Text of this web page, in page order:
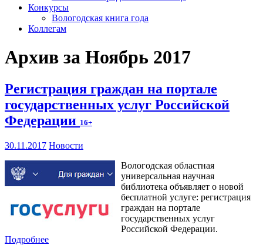
Конкурсы
Вологодская книга года
Коллегам
Архив за Ноябрь 2017
Регистрация граждан на портале
государственных услуг Российской
Федерации 16+
30.11.2017 Новости
Вологодская областная
универсальная научная
библиотека объявляет о новой
бесплатной услуге: регистрация
граждан на портале
государственных услуг
Российской Федерации.
Подробнее